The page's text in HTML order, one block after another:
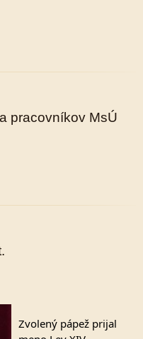
pracovníkov MsÚ
Zvolený pápež prijal